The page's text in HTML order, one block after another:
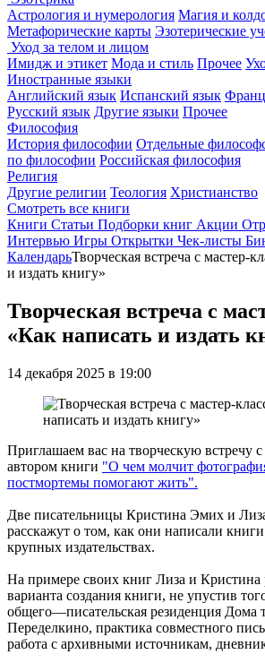
Астрология и нумерология Магия и
Метафорические карты Эзотерические
Уход за телом и лицом
Имидж и этикет Мода и стиль Прочее
Иностранные языки
Английский язык Испанский язык
Русский язык Другие языки Прочее
Философия
История философии Отдельные
по философии Российская философия
Религия
Другие религии Теология Христианство
Смотреть все книги
Книги Статьи Подборки книг Акции
Интервью Игры Открытки Чек-листы
КалендарьТворческая встреча с мастер-
и издать книгу»
Творческая встреча с
«Как написать и издать
14 декабря 2025 в 19:00
Приглашаем вас на творческую встречу
автором книги "О чем молчит
постмортемы помогают жить".
Две писательницы Кристина Эмих и
расскажут о том, как они написали
крупных издательствах.
На примере своих книг Лиза и Кристина
варианта создания книги, не упустив
общего—писательская резиденция Дома
Переделкино, практика совместного
работа с архивными источникам,